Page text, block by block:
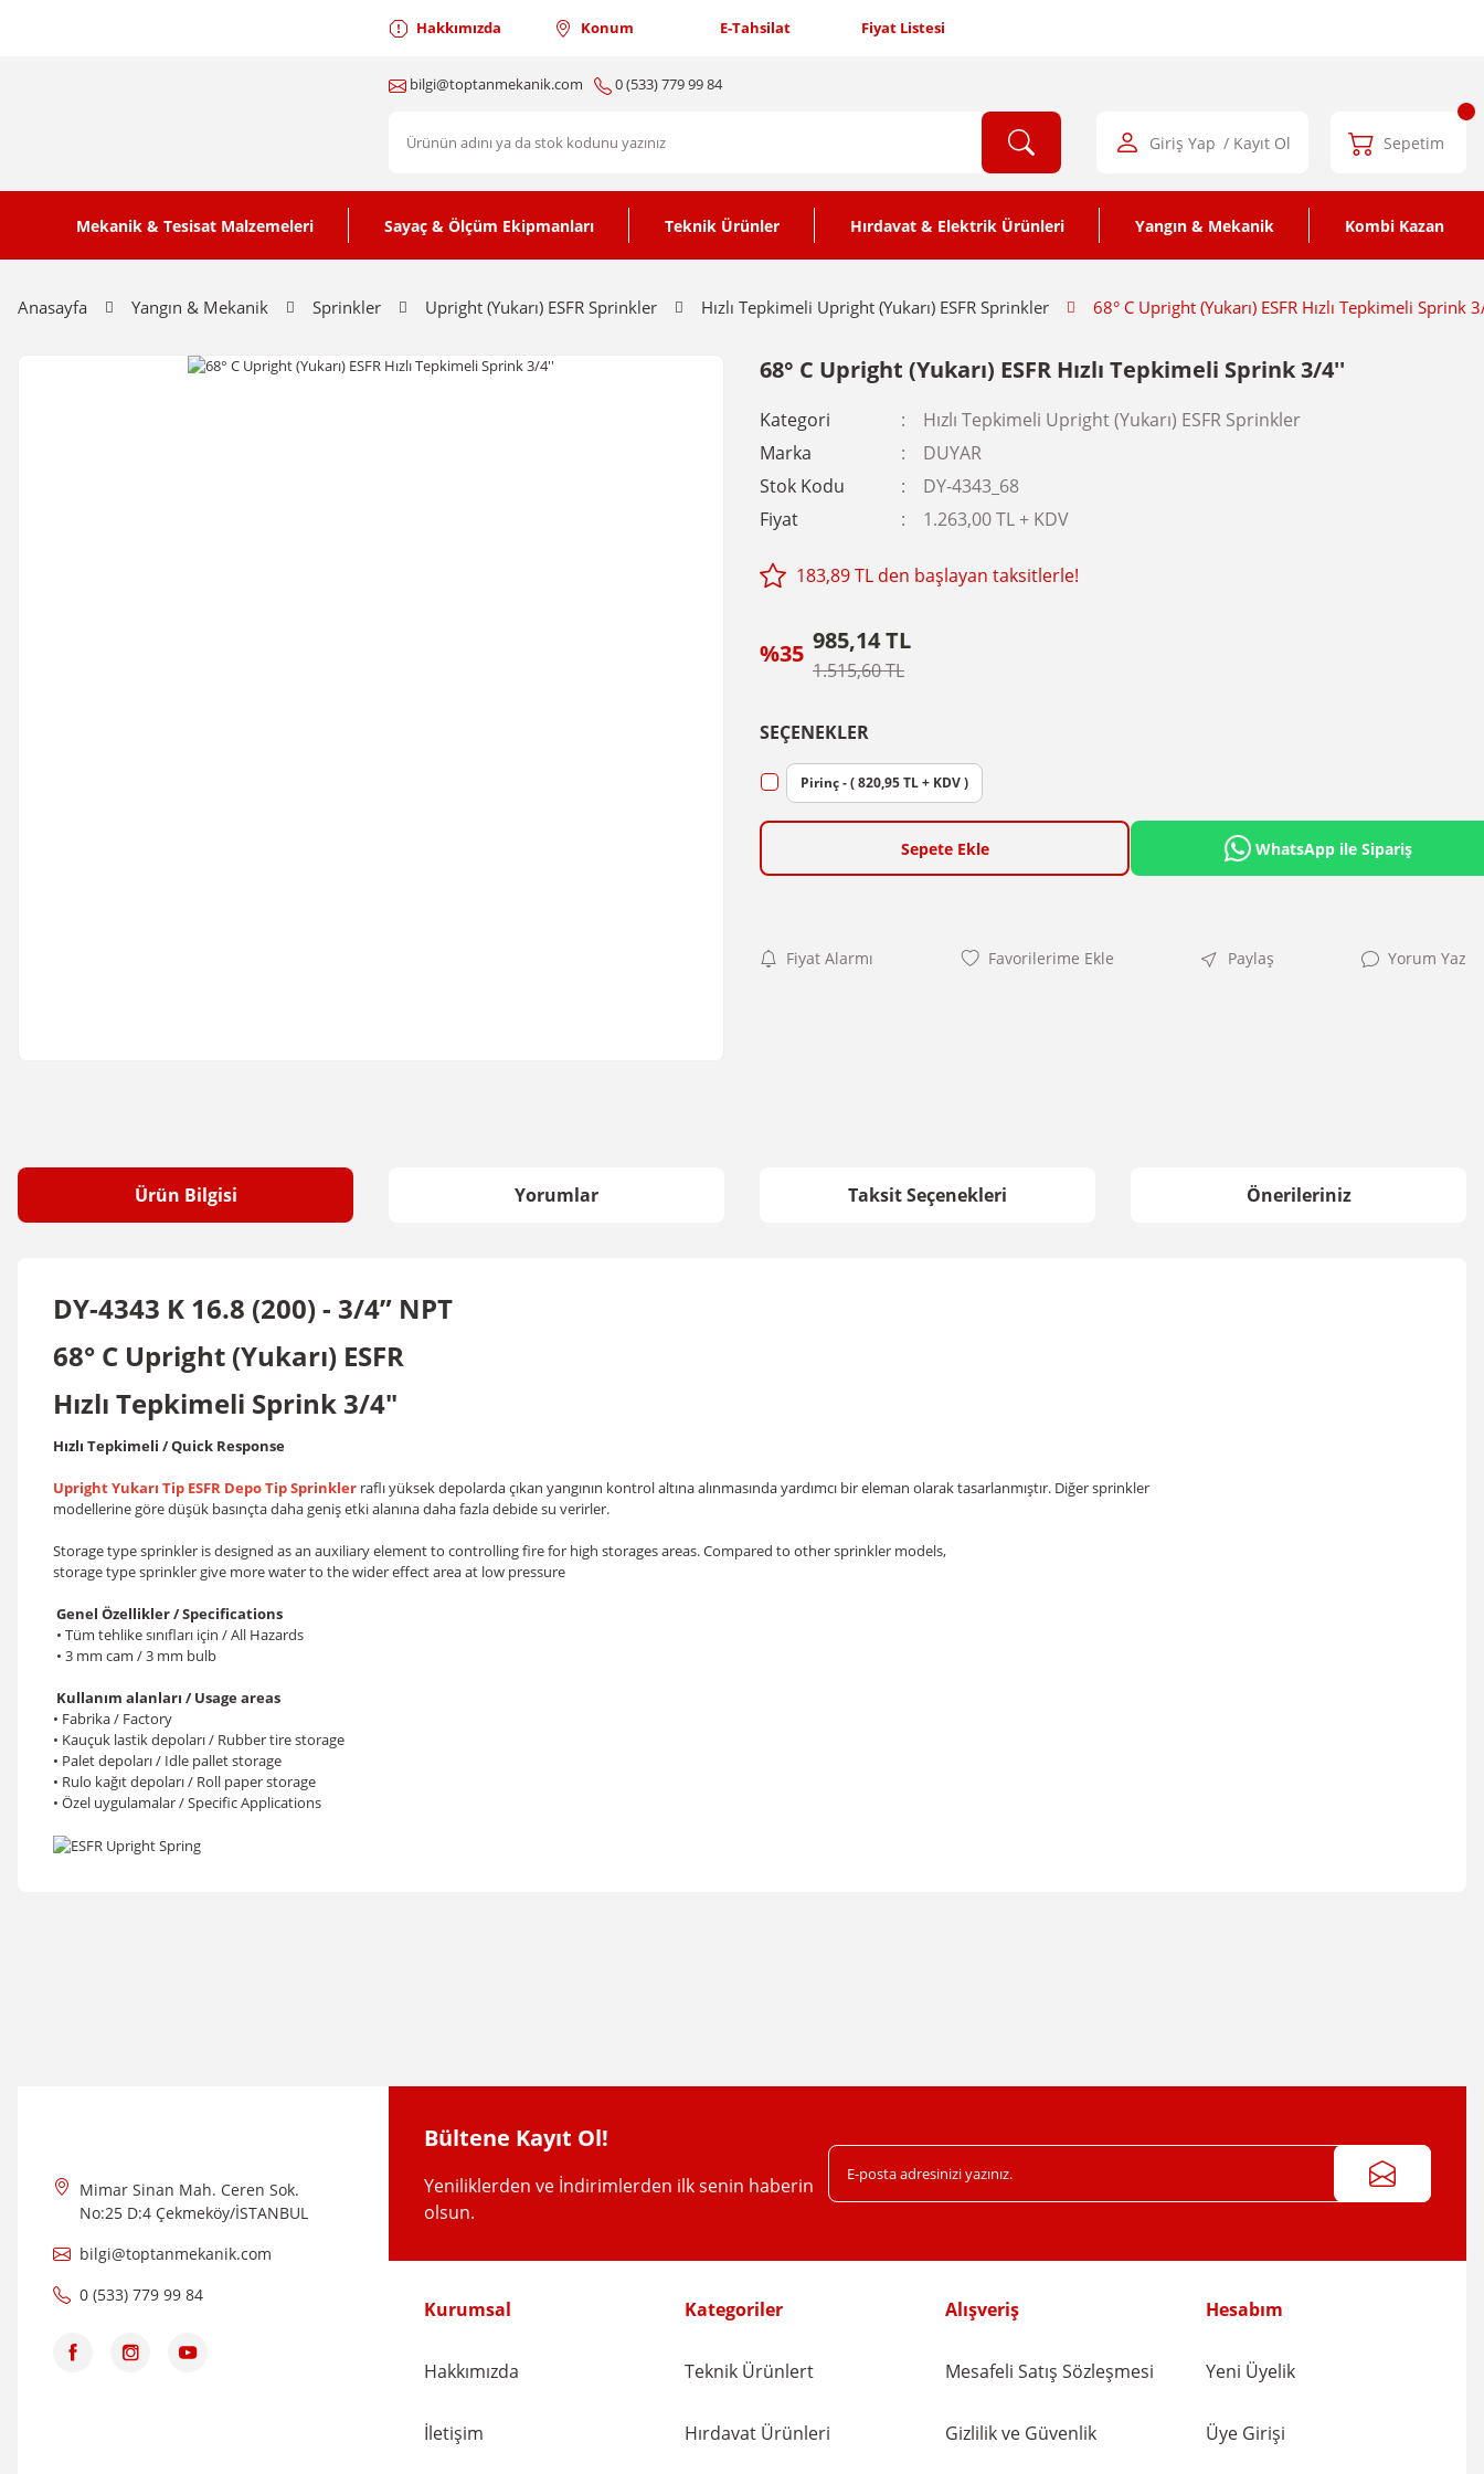
Hakkımızda Konum E-Tahsilat Fiyat Listesi
bilgi@toptanmekanik.com 0 (533) 779 99 84
Giriş Yap / Kayıt Ol Sepetim
Mekanik & Tesisat Malzemeleri Sayaç & Ölçüm Ekipmanları Teknik Ürünler Hırdavat & Elektrik Ürünleri Yangın & Mekanik Kombi Kazan
Anasayfa Yangın & Mekanik Sprinkler Upright (Yukarı) ESFR Sprinkler Hızlı Tepkimeli Upright (Yukarı) ESFR Sprinkler 68° C Upright (Yukarı) ESFR Hızlı Tepkimeli Sprink
68° C Upright (Yukarı) ESFR Hızlı Tepkimeli Sprink 3/4''
Kategori
Hızlı Tepkimeli Upright (Yukarı) ESFR Sprinkler
Marka
DUYAR
Stok Kodu
DY-4343_68
Fiyat
1.263,00 TL + KDV
183,89 TL den başlayan taksitlerle!
%35 985,14 TL
1.515,60 TL
SEÇENEKLER
Pirinç - ( 820,95 TL + KDV )
Sepete Ekle WhatsApp ile Sipariş
Fiyat Alarmı Paylaş Yorum Yaz
Ürün Bilgisi Yorumlar Taksit Seçenekleri Önerileriniz
DY-4343 K 16.8 (200) - 3/4” NPT
68° C Upright (Yukarı) ESFR
Hızlı Tepkimeli Sprink 3/4"
Hızlı Tepkimeli / Quick Response
Upright Yukarı Tip ESFR Depo Tip Sprinkler raflı yüksek depolarda çıkan yangının kontrol altına alınmasında yardımcı bir eleman olarak tasarlanmıştır. Diğer sprinkler
modellerine göre düşük basınçta daha geniş etki alanına daha fazla debide su verirler.
Storage type sprinkler is designed as an auxiliary element to controlling fire for high storages areas. Compared to other sprinkler models,
storage type sprinkler give more water to the wider effect area at low pressure
Genel Özellikler / Specifications
• Tüm tehlike sınıfları için / All Hazards
• 3 mm cam / 3 mm bulb
Kullanım alanları / Usage areas
• Fabrika / Factory
• Kauçuk lastik depoları / Rubber tire storage
• Palet depoları / Idle pallet storage
• Rulo kağıt depoları / Roll paper storage
• Özel uygulamalar / Specific Applications
Mimar Sinan Mah. Ceren Sok.
No:25 D:4 Çekmeköy/İSTANBUL
bilgi@toptanmekanik.com
0 (533) 779 99 84
Bültene Kayıt Ol!
Yeniliklerden ve İndirimlerden ilk senin haberin
olsun.
Kurumsal
Hakkımızda
İletişim
Kategoriler
Teknik Ürünlert
Hırdavat Ürünleri
Alışveriş
Mesafeli Satış Sözleşmesi
Gizlilik ve Güvenlik
Hesabım
Yeni Üyelik
Üye Girişi